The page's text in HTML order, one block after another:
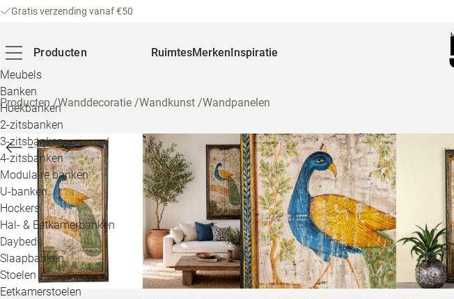
Gratis verzending vanaf €50
Producten
Meubels
Banken
Hoekbanken
2-zitsbanken
3-zitsbanken
4-zitsbanken
Modulaire banken
U-banken
Hockers
Hal- & Eetkamerbanken
Daybeds
Slaapbanken
Stoelen
Eetkamerstoelen
RuimtesMerkenInspiratie
Producten/Wanddecoratie /Wandkunst /Wandpanelen